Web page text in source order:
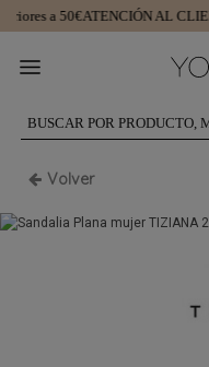
a 50€ATENCIÓN AL
Volver